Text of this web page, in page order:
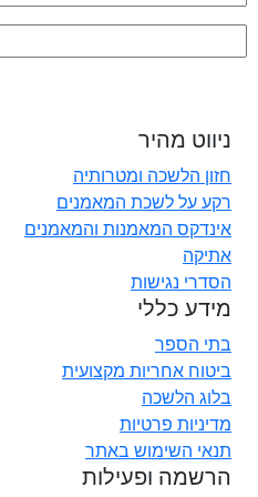
ניווט מהיר
חזון הלשכה ומטרותיה
רקע על לשכת המאמנים
אינדקס המאמנות והמאמנים
אתיקה
הסדרי נגישות
מידע כללי
בתי הספר
ביטוח אחריות מקצועית
בלוג הלשכה
מדיניות פרטיות
תנאי השימוש באתר
הרשמה ופעילות